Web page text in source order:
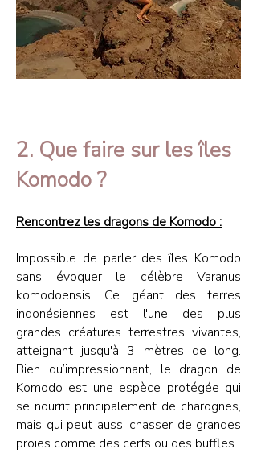
2. Que faire sur les îles
Komodo ?
Rencontrez les dragons de Komodo :
Impossible de parler des îles Komodo
sans évoquer le célèbre Varanus
komodoensis. Ce géant des terres
indonésiennes est l'une des plus
grandes créatures terrestres vivantes,
atteignant jusqu'à 3 mètres de long.
Bien qu’impressionnant, le dragon de
Komodo est une espèce protégée qui
se nourrit principalement de charognes,
mais qui peut aussi chasser de grandes
proies comme des cerfs ou des buffles.